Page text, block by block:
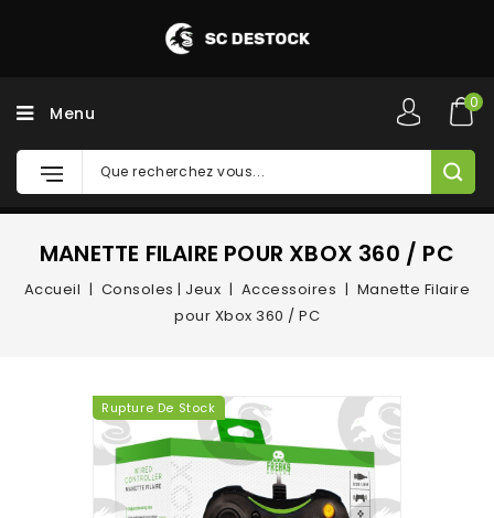
Menu
0
MANETTE FILAIRE POUR XBOX 360 / PC
Accueil Consoles | Jeux Accessoires
Manette Filaire
pour Xbox 360 / PC
Rupture De Stock